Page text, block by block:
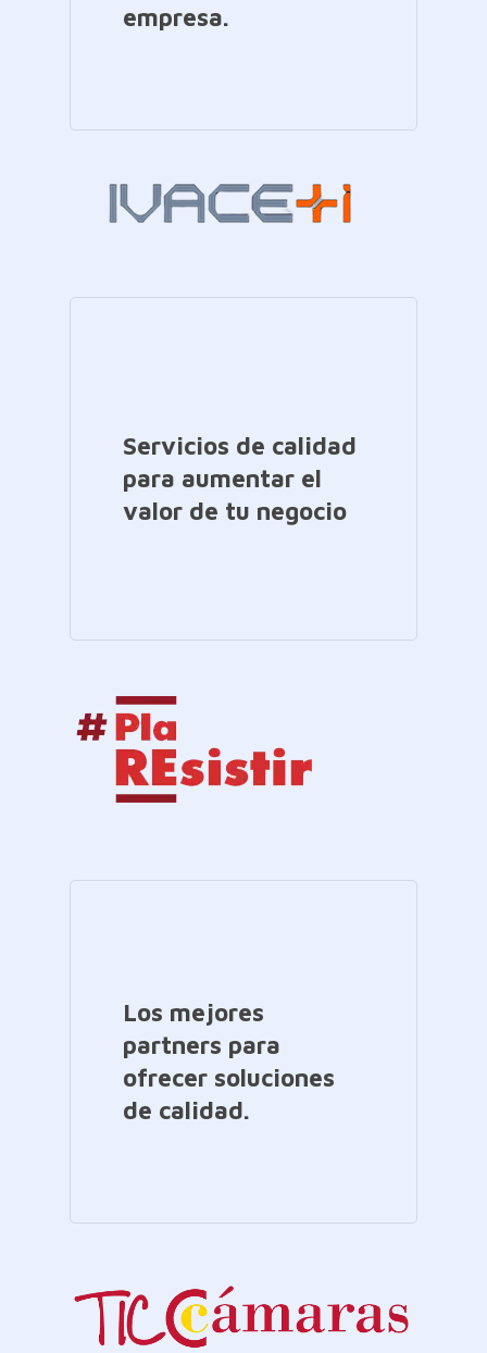
empresa.
Servicios de calidad
para aumentar el
valor de tu negocio
Los mejores
partners para
ofrecer soluciones
de calidad.